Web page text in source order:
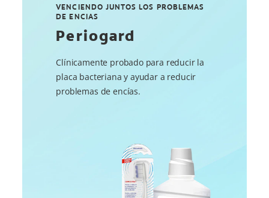
VENCIENDO JUNTOS LOS PROBLEMAS
DE ENCIAS
Periogard
Clínicamente probado para reducir la
placa bacteriana y ayudar a reducir
problemas de encías.